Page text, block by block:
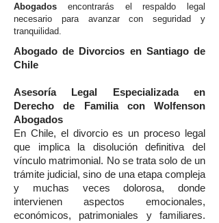
Abogados encontrarás el respaldo legal
necesario para avanzar con seguridad y
tranquilidad.
Abogado de Divorcios en Santiago de
Chile
Asesoría Legal Especializada en
Derecho de Familia con Wolfenson
Abogados
En Chile, el divorcio es un proceso legal
que implica la disolución definitiva del
vínculo matrimonial. No se trata solo de un
trámite judicial, sino de una etapa compleja
y muchas veces dolorosa, donde
intervienen aspectos emocionales,
económicos, patrimoniales y familiares.